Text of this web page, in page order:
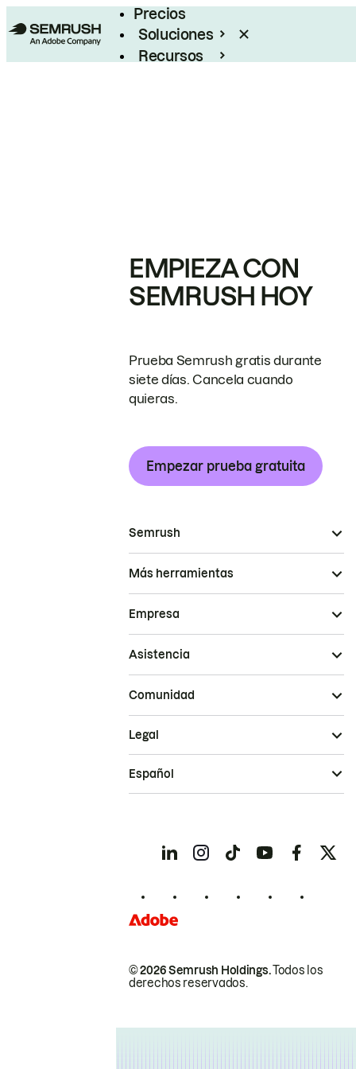
Precios
Soluciones
Recursos
EMPIEZA CON
SEMRUSH HOY
Prueba Semrush gratis durante
siete días. Cancela cuando
quieras.
Empezar prueba gratuita
Semrush
Más herramientas
Empresa
Asistencia
Comunidad
© 2026 Semrush Holdings.Todos los
derechos reservados.
Legal
Español